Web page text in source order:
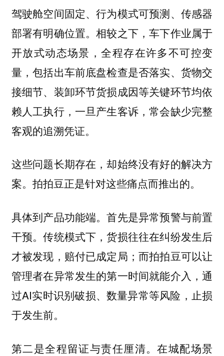
驾驶舱空间固定、行为模式可预测、传感器
部署有明确位置。相较之下，车下作业属于
开放式动态场景，全程存在许多不可控变
量，包括出车前底盘检查是否落实、货物交
接细节、装卸环节货损成因等关键环节均依
赖人工执行，一旦产生客诉，常会缺少完整
客观的追溯凭证。
这些问题长期存在，却始终没有好的解决方
案。拍拍豆正是针对这些痛点而推出的。
具体到产品功能端。首先是异常预警与前置
干预。传统模式下，货损往往在纠纷发生后
才被发现，赔付已成定局；而拍拍豆可以让
管理者在异常发生的第一时间就能介入，通
过AI实时识别破损、数量异常等风险，止损
于发生前。
第二是全程留证与责任厘清。在城配场景